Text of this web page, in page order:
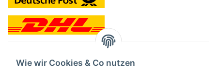
Wie wir Cookies & Co nutzen